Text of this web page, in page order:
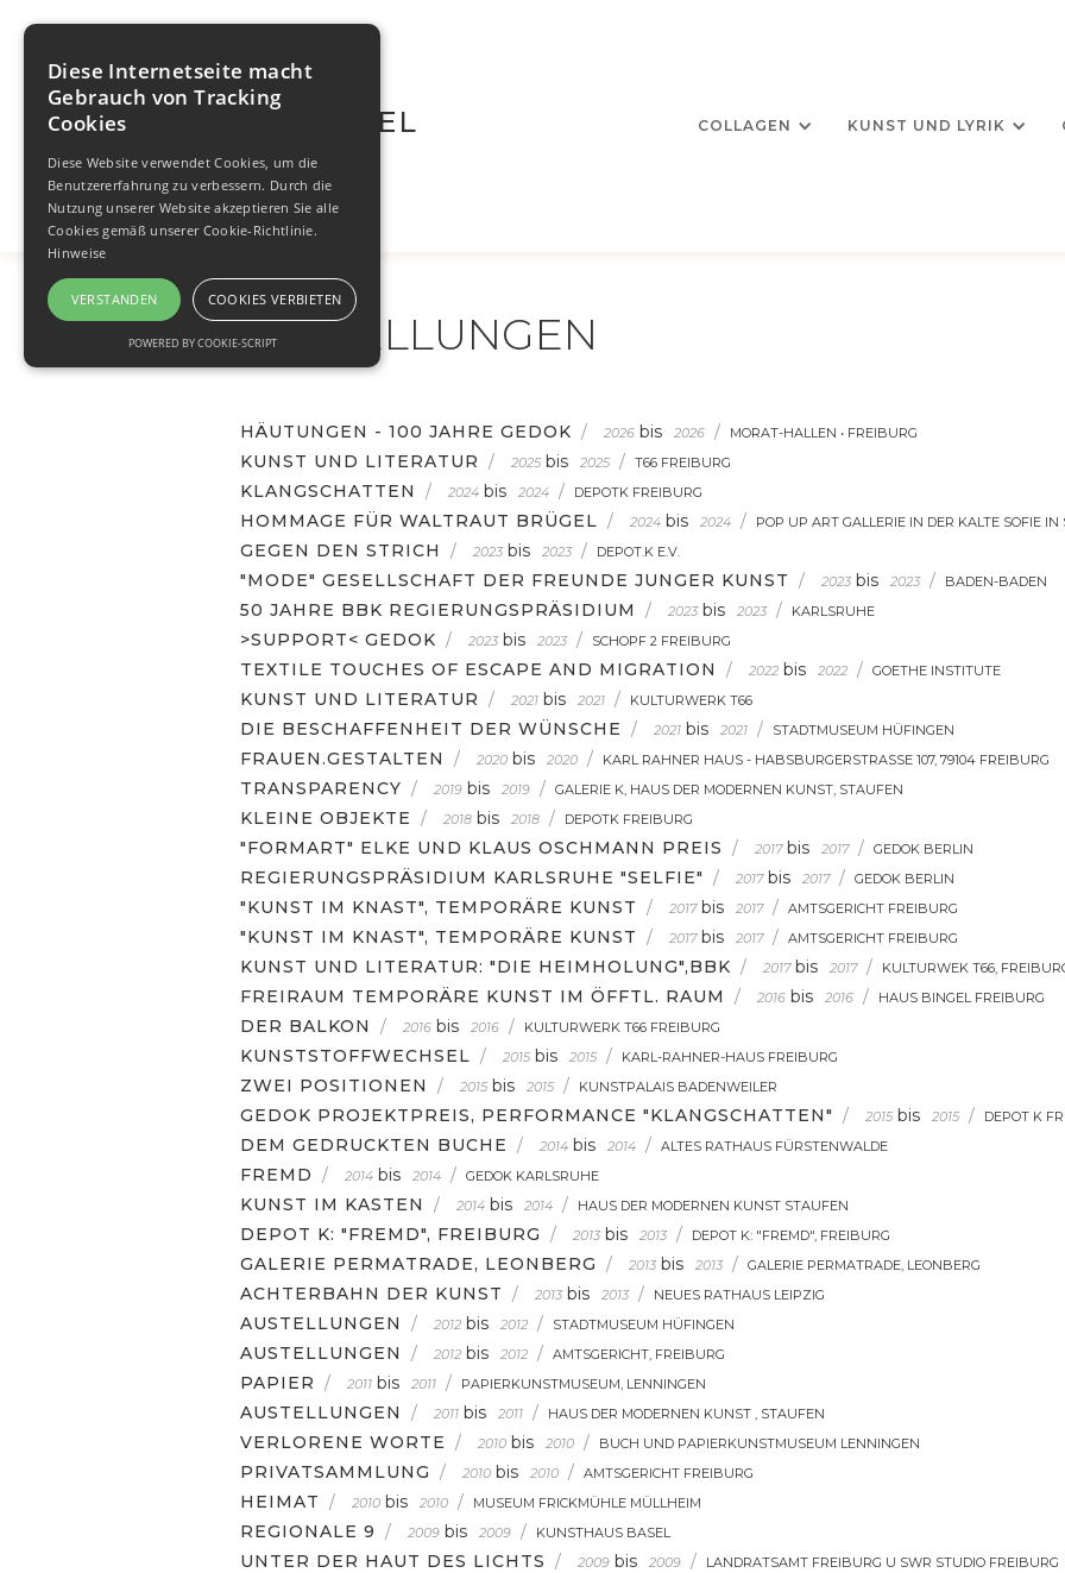
WALTRAUT BRÜGEL COLLAGEN KUNST UND LYRIK
AUSTELLUNGEN
HÄUTUNGEN - 100 JAHRE GEDOK / 2026 bis 2026 / MORAT-HALLEN • FREIBURG
KUNST UND LITERATUR / 2025 bis 2025 / T66 FREIBURG
KLANGSCHATTEN / 2024 bis 2024 / DEPOTK FREIBURG
HOMMAGE FÜR WALTRAUT BRÜGEL / 2024 bis 2024 / POP UP ART GALLERIE IN DER KALTE SOFIE IN
GEGEN DEN STRICH / 2023 bis 2023 / DEPOT.K E.V.
"MODE" GESELLSCHAFT DER FREUNDE JUNGER KUNST / 2023 bis 2023 / BADEN-BADEN
50 JAHRE BBK REGIERUNGSPRÄSIDIUM / 2023 bis 2023 / KARLSRUHE
>SUPPORT< GEDOK / 2023 bis 2023 / SCHOPF 2 FREIBURG
TEXTILE TOUCHES OF ESCAPE AND MIGRATION / 2022 bis 2022 / GOETHE INSTITUTE
KUNST UND LITERATUR / 2021 bis 2021 / KULTURWERK T66
DIE BESCHAFFENHEIT DER WÜNSCHE / 2021 bis 2021 / STADTMUSEUM HÜFINGEN
FRAUEN.GESTALTEN / 2020 bis 2020 / KARL RAHNER HAUS - HABSBURGERSTRASSE 107, 79104 FREIBURG
TRANSPARENCY / 2019 bis 2019 / GALERIE K, HAUS DER MODERNEN KUNST, STAUFEN
KLEINE OBJEKTE / 2018 bis 2018 / DEPOTK FREIBURG
"FORMART" ELKE UND KLAUS OSCHMANN PREIS / 2017 bis 2017 / GEDOK BERLIN
REGIERUNGSPRÄSIDIUM KARLSRUHE "SELFIE" / 2017 bis 2017 / GEDOK BERLIN
"KUNST IM KNAST", TEMPORÄRE KUNST / 2017 bis 2017 / AMTSGERICHT FREIBURG
"KUNST IM KNAST", TEMPORÄRE KUNST / 2017 bis 2017 / AMTSGERICHT FREIBURG
KUNST UND LITERATUR: "DIE HEIMHOLUNG",BBK / 2017 bis 2017 / KULTURWEK T66,
FREIRAUM TEMPORÄRE KUNST IM ÖFFTL. RAUM / 2016 bis 2016 / HAUS BINGEL FREIBURG
DER BALKON / 2016 bis 2016 / KULTURWERK T66 FREIBURG
KUNSTSTOFFWECHSEL / 2015 bis 2015 / KARL-RAHNER-HAUS FREIBURG
ZWEI POSITIONEN / 2015 bis 2015 / KUNSTPALAIS BADENWEILER
GEDOK PROJEKTPREIS, PERFORMANCE "KLANGSCHATTEN" / 2015 bis 2015 / DEPOT K
DEM GEDRUCKTEN BUCHE / 2014 bis 2014 / ALTES RATHAUS FÜRSTENWALDE
FREMD / 2014 bis 2014 / GEDOK KARLSRUHE
KUNST IM KASTEN / 2014 bis 2014 / HAUS DER MODERNEN KUNST STAUFEN
DEPOT K: "FREMD", FREIBURG / 2013 bis 2013 / DEPOT K: "FREMD", FREIBURG
GALERIE PERMATRADE, LEONBERG / 2013 bis 2013 / GALERIE PERMATRADE, LEONBERG
ACHTERBAHN DER KUNST / 2013 bis 2013 / NEUES RATHAUS LEIPZIG
AUSTELLUNGEN / 2012 bis 2012 / STADTMUSEUM HÜFINGEN
AUSTELLUNGEN / 2012 bis 2012 / AMTSGERICHT, FREIBURG
PAPIER / 2011 bis 2011 / PAPIERKUNSTMUSEUM, LENNINGEN
AUSTELLUNGEN / 2011 bis 2011 / HAUS DER MODERNEN KUNST , STAUFEN
VERLORENE WORTE / 2010 bis 2010 / BUCH UND PAPIERKUNSTMUSEUM LENNINGEN
PRIVATSAMMLUNG / 2010 bis 2010 / AMTSGERICHT FREIBURG
HEIMAT / 2010 bis 2010 / MUSEUM FRICKMÜHLE MÜLLHEIM
REGIONALE 9 / 2009 bis 2009 / KUNSTHAUS BASEL
UNTER DER HAUT DES LICHTS / 2009 bis 2009 / LANDRATSAMT FREIBURG U SWR STUDIO FREIBURG
Diese Internetseite macht
Gebrauch von Tracking
Cookies
Diese Website verwendet Cookies, um die
Benutzererfahrung zu verbessern. Durch die
Nutzung unserer Website akzeptieren Sie alle
Cookies gemäß unserer Cookie-Richtlinie.
Hinweise
VERSTANDEN COOKIES VERBIETEN
POWERED BY COOKIE-SCRIPT